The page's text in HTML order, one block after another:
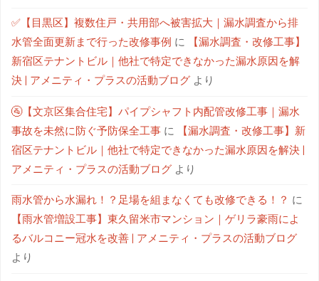
✅【目黒区】複数住戸・共用部へ被害拡大｜漏水調査から排
水管全面更新まで行った改修事例 に
【漏水調査・改修工事】
新宿区テナントビル｜他社で特定できなかった漏水原因を解
決 | アメニティ・プラスの活動ブログ より
🚰【文京区集合住宅】パイプシャフト内配管改修工事｜漏水
事故を未然に防ぐ予防保全工事 に
【漏水調査・改修工事】新
宿区テナントビル｜他社で特定できなかった漏水原因を解決 |
アメニティ・プラスの活動ブログ より
雨水管から水漏れ！？足場を組まなくても改修できる！？ に
【雨水管増設工事】東久留米市マンション｜ゲリラ豪雨によ
るバルコニー冠水を改善 | アメニティ・プラスの活動ブログ
より